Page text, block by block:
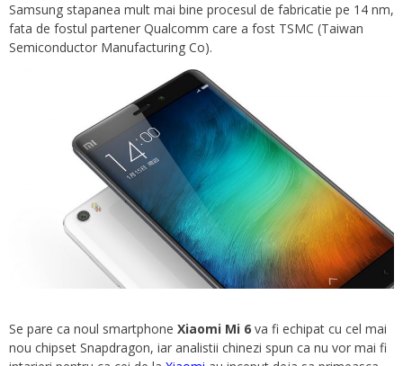
Samsung stapanea mult mai bine procesul de fabricatie pe 14 nm,
fata de fostul partener Qualcomm care a fost TSMC (Taiwan
Semiconductor Manufacturing Co).
Se pare ca noul smartphone Xiaomi Mi 6 va fi echipat cu cel mai
nou chipset Snapdragon, iar analistii chinezi spun ca nu vor mai fi